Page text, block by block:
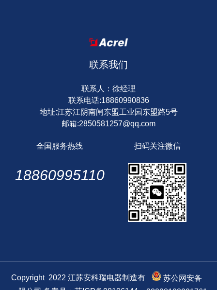
联系我们
联系人：徐经理
联系电话:18860990836
地址:江苏江阴南闸东盟工业园东盟路5号
邮箱:2850581257@qq.com
全国服务热线
18860995110
扫码关注微信
Copyright 2022 江苏安科瑞电器制造有
苏公网安备